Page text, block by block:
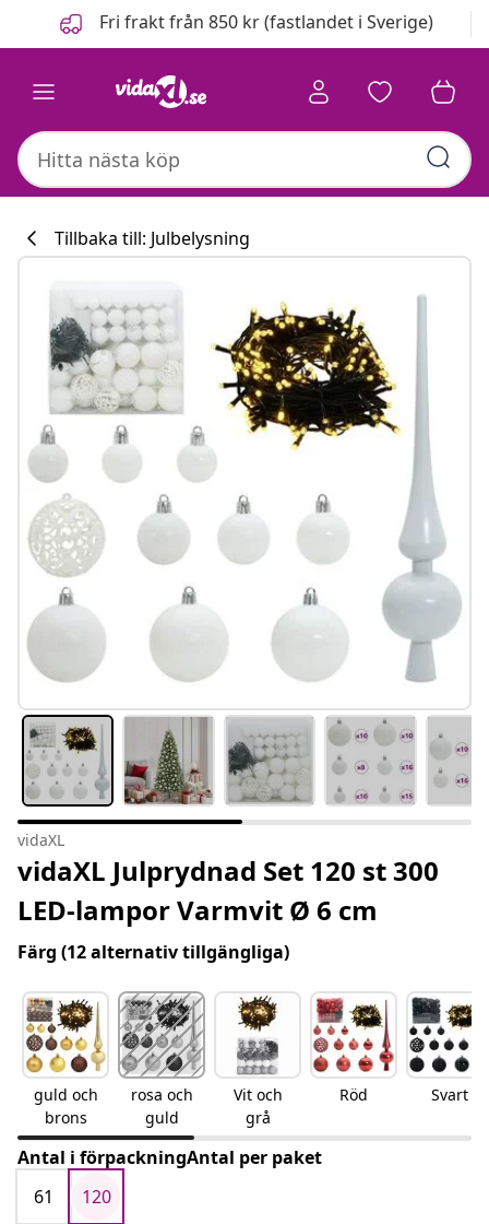
FöregåendeFri frakt från 850 kr (fastlandet i Sverige)
Tillbaka till: Julbelysning
vidaXL
vidaXL Julprydnad Set 120 st 300
LED-lampor Varmvit Ø 6 cm
Färg (12 alternativ tillgängliga)
guld och
brons
rosa och
guld
Vit och
grå
Röd Svart
Antal i förpackningAntal per paket
61
120